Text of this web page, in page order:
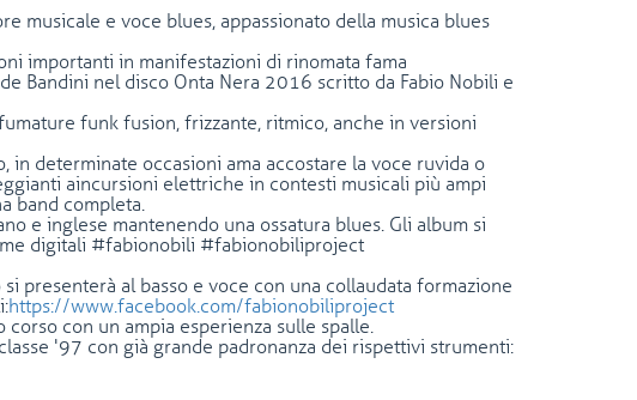
musicale e voce blues, appassionato della musica blues
importanti in manifestazioni di rinomata fama
Bandini nel disco Onta Nera 2016 scritto da Fabio Nobili e
funk fusion, frizzante, ritmico, anche in versioni
in determinate occasioni ama accostare la voce ruvida o
a incursioni elettriche in contesti musicali più ampi
band completa.
e inglese mantenendo una ossatura blues. Gli album si
digitali #fabionobili #fabionobiliproject
presenterà al basso e voce con una collaudata formazione
https://www.facebook.com/fabionobiliproject
con un ampia esperienza sulle spalle.
'97 con già grande padronanza dei rispettivi strumenti: